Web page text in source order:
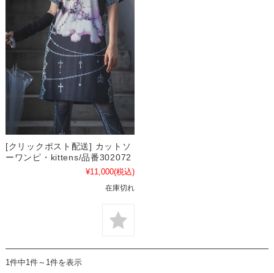
[クリックポスト配送] カットソ
ーワンピ・kittens/品番302072
¥11,000(税込)
在庫切れ
1件中1件～1件を表示